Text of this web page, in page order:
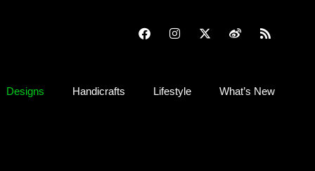
Designs Handicrafts Lifestyle What’s New